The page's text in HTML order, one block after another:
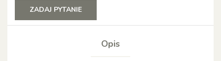
ZADAJ PYTANIE
Opis